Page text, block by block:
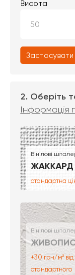
Висота
Застосувати
2. Оберіть
Інформація
Вінілові
ЖАККАРД
стандартна
Вінілові
+30 грн/м² від
стандартного